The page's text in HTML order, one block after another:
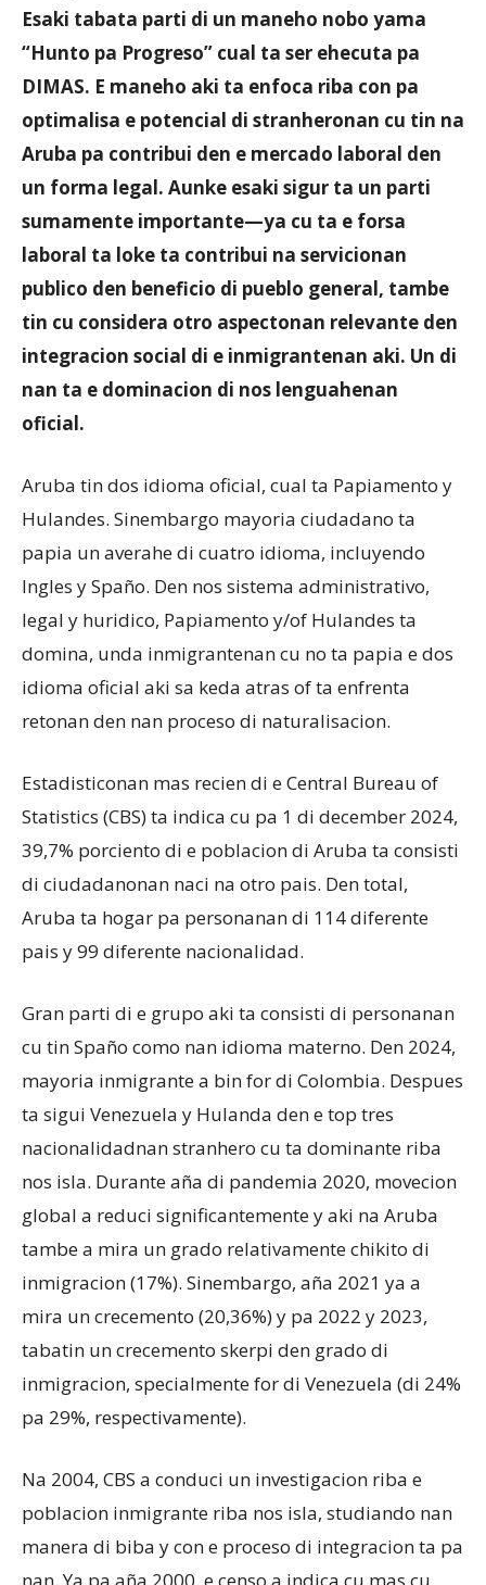
Esaki tabata parti di un maneho nobo yama
“Hunto pa Progreso” cual ta ser ehecuta pa
DIMAS. E maneho aki ta enfoca riba con pa
optimalisa e potencial di stranheronan cu tin na
Aruba pa contribui den e mercado laboral den
un forma legal. Aunke esaki sigur ta un parti
sumamente importante—ya cu ta e forsa
laboral ta loke ta contribui na servicionan
publico den beneficio di pueblo general, tambe
tin cu considera otro aspectonan relevante den
integracion social di e inmigrantenan aki. Un di
nan ta e dominacion di nos lenguahenan
oficial.
Aruba tin dos idioma oficial, cual ta Papiamento y
Hulandes. Sinembargo mayoria ciudadano ta
papia un averahe di cuatro idioma, incluyendo
Ingles y Spaño. Den nos sistema administrativo,
legal y huridico, Papiamento y/of Hulandes ta
domina, unda inmigrantenan cu no ta papia e dos
idioma oficial aki sa keda atras of ta enfrenta
retonan den nan proceso di naturalisacion.
Estadisticonan mas recien di e Central Bureau of
Statistics (CBS) ta indica cu pa 1 di december 2024,
39,7% porciento di e poblacion di Aruba ta consisti
di ciudadanonan naci na otro pais. Den total,
Aruba ta hogar pa personanan di 114 diferente
pais y 99 diferente nacionalidad.
Gran parti di e grupo aki ta consisti di personanan
cu tin Spaño como nan idioma materno. Den 2024,
mayoria inmigrante a bin for di Colombia. Despues
ta sigui Venezuela y Hulanda den e top tres
nacionalidadnan stranhero cu ta dominante riba
nos isla. Durante aña di pandemia 2020, movecion
global a reduci significantemente y aki na Aruba
tambe a mira un grado relativamente chikito di
inmigracion (17%). Sinembargo, aña 2021 ya a
mira un crecemento (20,36%) y pa 2022 y 2023,
tabatin un crecemento skerpi den grado di
inmigracion, specialmente for di Venezuela (di 24%
pa 29%, respectivamente).
Na 2004, CBS a conduci un investigacion riba e
poblacion inmigrante riba nos isla, studiando nan
manera di biba y con e proceso di integracion ta pa